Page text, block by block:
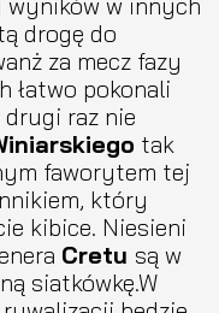
drogę do
za mecz fazy
łatwo pokonali
raz nie
tak
faworytem tej
który
kibice. Niesieni
Cretu są w
siatkówkę.W